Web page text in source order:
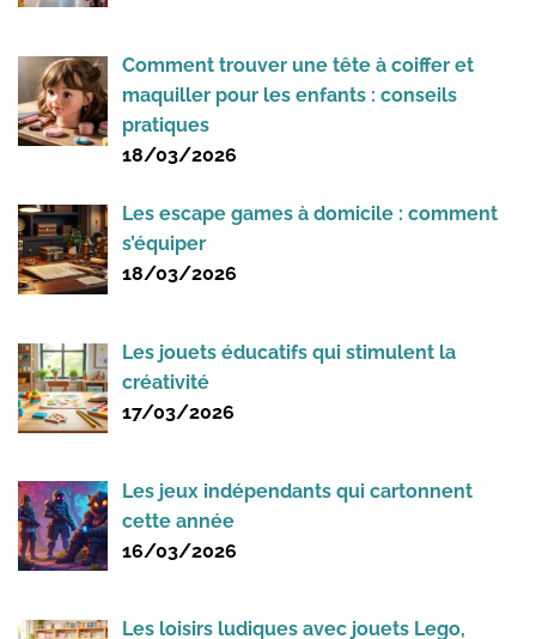
Comment trouver une tête à coiffer et
maquiller pour les enfants : conseils
pratiques
18/03/2026
Les escape games à domicile : comment
s’équiper
18/03/2026
Les jouets éducatifs qui stimulent la
créativité
17/03/2026
Les jeux indépendants qui cartonnent
cette année
16/03/2026
Les loisirs ludiques avec jouets Lego,